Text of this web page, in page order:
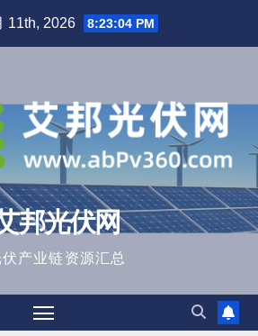
11th, 2026 8:23:05 PM
邦光伏网
伏产业链资源汇总